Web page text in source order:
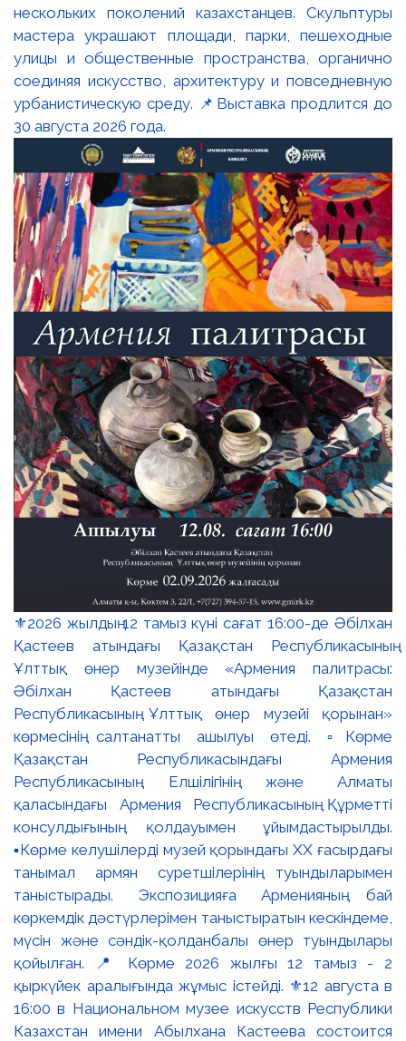
нескольких поколений казахстанцев. Скульптуры
мастера украшают площади, парки, пешеходные
улицы и общественные пространства, органично
соединяя искусство, архитектуру и повседневную
урбанистическую среду. 📌Выставка продлится до
30 августа 2026 года.
⚜️2026 жылдың 12 тамыз күні сағат 16:00-де Әбілхан
Қастеев атындағы Қазақстан Республикасының
Ұлттық өнер музейінде «Армения палитрасы:
Әбілхан Қастеев атындағы Қазақстан
Республикасының Ұлттық өнер музейі қорынан»
көрмесінің салтанатты ашылуы өтеді. ▫️Көрме
Қазақстан Республикасындағы Армения
Республикасының Елшілігінің және Алматы
қаласындағы Армения Республикасының Құрметті
консулдығының қолдауымен ұйымдастырылды.
▪️Көрме келушілерді музей қорындағы ХХ ғасырдағы
танымал армян суретшілерінің туындыларымен
таныстырады. Экспозицияға Арменияның бай
көркемдік дәстүрлерімен таныстыратын кескіндеме,
мүсін және сәндік-қолданбалы өнер туындылары
қойылған. 📍 Көрме 2026 жылғы 12 тамыз - 2
қыркүйек аралығында жұмыс істейді. ⚜️12 августа в
16:00 в Национальном музее искусств Республики
Казахстан имени Абылхана Кастеева состоится